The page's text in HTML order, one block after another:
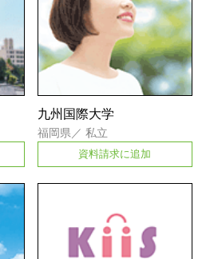
九州国際大学
福岡県 ／私立
資料請求に追加